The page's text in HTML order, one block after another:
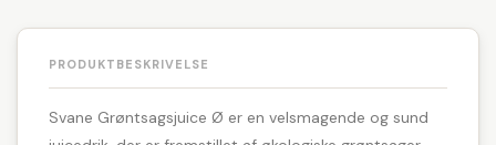
PRODUKTBESKRIVELSE
Svane Grøntsagsjuice Ø er en velsmagende og sund